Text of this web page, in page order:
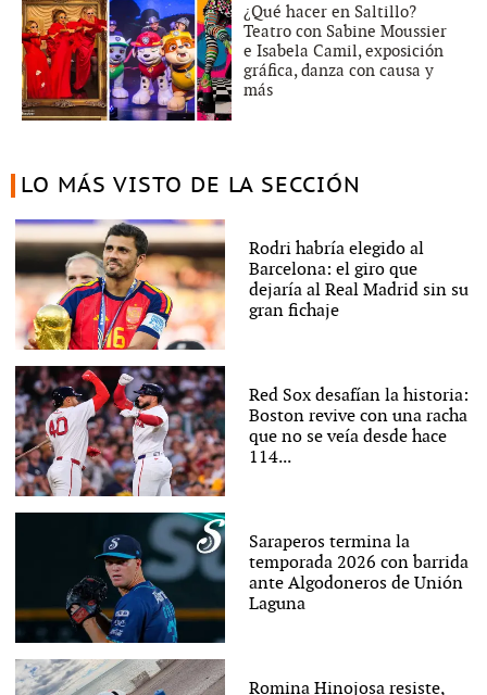
¿Qué hacer en Saltillo?
Teatro con Sabine Moussier
e Isabela Camil, exposición
gráfica, danza con causa y
más
LO MÁS VISTO DE LA SECCIÓN
Rodri habría elegido al
Barcelona: el giro que
dejaría al Real Madrid sin su
gran fichaje
Red Sox desafían la historia:
Boston revive con una racha
que no se veía desde hace
114...
Saraperos termina la
temporada 2026 con barrida
ante Algodoneros de Unión
Laguna
Romina Hinojosa resiste,